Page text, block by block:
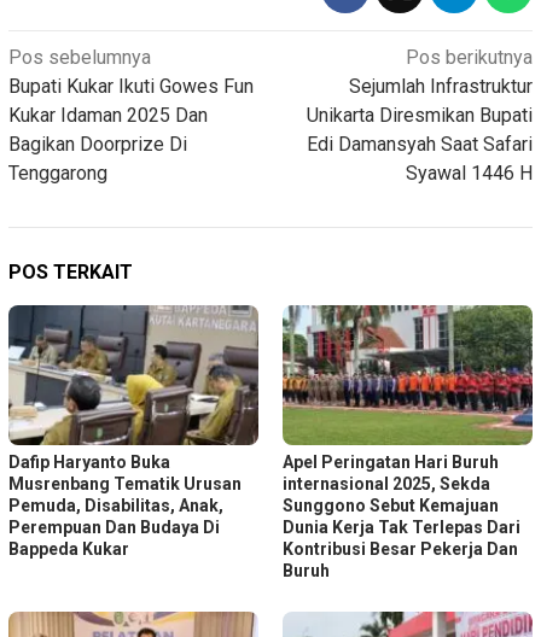
Navigasi
pos
Pos sebelumnya
Bupati Kukar Ikuti Gowes Fun
Kukar Idaman 2025 Dan
Bagikan Doorprize Di
Tenggarong
Pos berikutnya
Sejumlah Infrastruktur
Unikarta Diresmikan Bupati
Edi Damansyah Saat Safari
Syawal 1446 H
POS TERKAIT
Dafip Haryanto Buka
Musrenbang Tematik Urusan
Pemuda, Disabilitas, Anak,
Perempuan Dan Budaya Di
Bappeda Kukar
Apel Peringatan Hari Buruh
internasional 2025, Sekda
Sunggono Sebut Kemajuan
Dunia Kerja Tak Terlepas Dari
Kontribusi Besar Pekerja Dan
Buruh